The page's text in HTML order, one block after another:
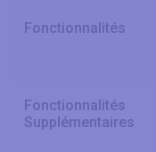
Fonctionnalités
Fonctionnalités
Supplémentaires